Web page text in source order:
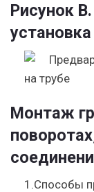
Рисунок
Монтаж
1.Способы